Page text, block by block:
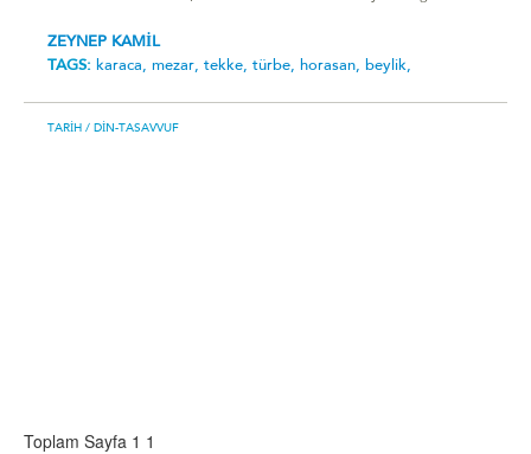
ZEYNEP KAMİL
TAGS: karaca, mezar, tekke, türbe, horasan, beylik,
TARIH / DIN-TASAVVUF
Toplam Sayfa 1 1